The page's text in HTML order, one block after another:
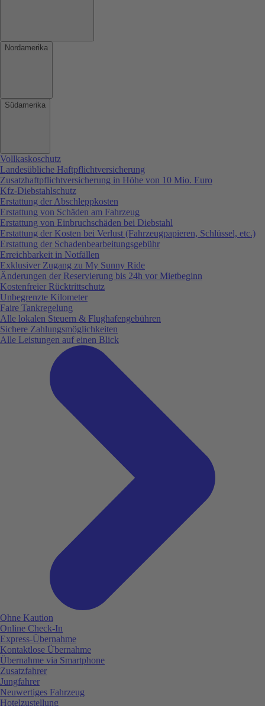
Nordamerika
Südamerika
Vollkaskoschutz
Landesübliche Haftpflichtversicherung
Zusatzhaftpflichtversicherung in Höhe von 10 Mio. Euro
Kfz-Diebstahlschutz
Erstattung der Abschleppkosten
Erstattung von Schäden am Fahrzeug
Erstattung von Einbruchschäden bei Diebstahl
Erstattung der Kosten bei Verlust (Fahrzeugpapieren, Schlüssel, etc.)
Erstattung der Schadenbearbeitungsgebühr
Erreichbarkeit in Notfällen
Exklusiver Zugang zu My Sunny Ride
Änderungen der Reservierung bis 24h vor Mietbeginn
Kostenfreier Rücktrittschutz
Unbegrenzte Kilometer
Faire Tankregelung
Alle lokalen Steuern & Flughafengebühren
Sichere Zahlungsmöglichkeiten
Alle Leistungen auf einen Blick
Ohne Kaution
Online Check-In
Express-Übernahme
Kontaktlose Übernahme
Übernahme via Smartphone
Zusatzfahrer
Jungfahrer
Neuwertiges Fahrzeug
Hotelzustellung